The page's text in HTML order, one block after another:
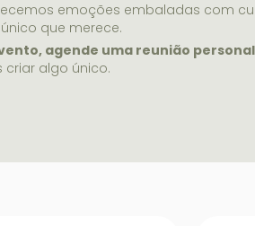
emoções embaladas com
que merece.
agende uma reunião
criar algo único.